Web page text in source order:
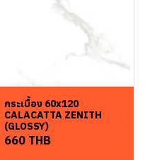
กระเบื้อง 60x120
CALACATTA ZENITH
(GLOSSY)
660 THB